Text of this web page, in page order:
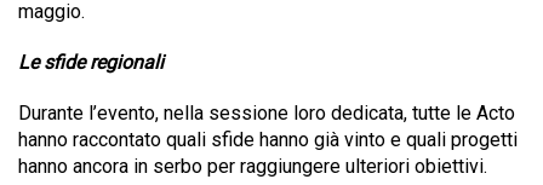
maggio.
Le sfide regionali
Durante l’evento, nella sessione loro dedicata, tutte le Acto
hanno raccontato quali sfide hanno già vinto e quali progetti
hanno ancora in serbo per raggiungere ulteriori obiettivi.